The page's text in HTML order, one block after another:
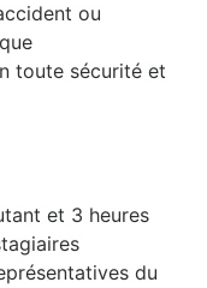
ou
toute sécurité et
et 3 heures
du